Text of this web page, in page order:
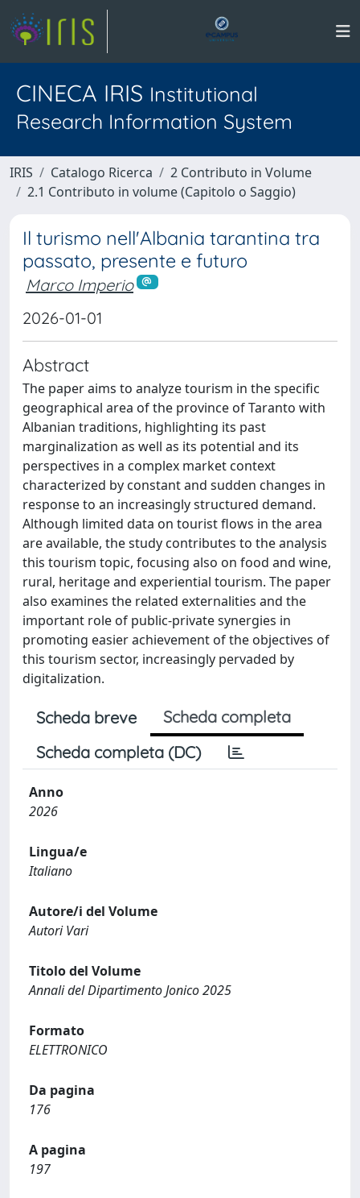
CINECA IRIS Institutional
Research Information System
IRIS Catalogo Ricerca
2 Contributo in Volume
2.1 Contributo in volume (Capitolo o Saggio)
Il turismo nell'Albania tarantina tra
passato, presente e futuro
Marco Imperio
2026-01-01
Abstract
The paper aims to analyze tourism in the specific
geographical area of the province of Taranto with
Albanian traditions, highlighting its past
marginalization as well as its potential and its
perspectives in a complex market context
characterized by constant and sudden changes in
response to an increasingly structured demand.
Although limited data on tourist flows in the area
are available, the study contributes to the analysis
this tourism topic, focusing also on food and wine,
rural, heritage and experiential tourism. The paper
also examines the related externalities and the
important role of public-private synergies in
promoting easier achievement of the objectives of
this tourism sector, increasingly pervaded by
digitalization.
Scheda breve
Scheda completa
Scheda completa (DC)
Anno
2026
Lingua/e
Italiano
Autore/i del Volume
Autori Vari
Titolo del Volume
Annali del Dipartimento Jonico 2025
Formato
ELETTRONICO
Da pagina
176
A pagina
197